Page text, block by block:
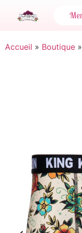
Accueil » Boutique »